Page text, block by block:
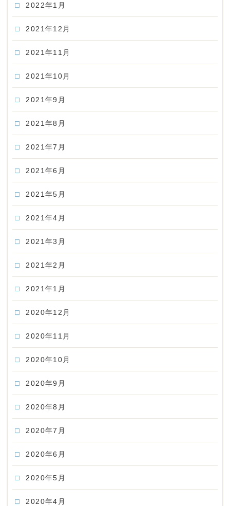
2022年1月
2021年12月
2021年11月
2021年10月
2021年9月
2021年8月
2021年7月
2021年6月
2021年5月
2021年4月
2021年3月
2021年2月
2021年1月
2020年12月
2020年11月
2020年10月
2020年9月
2020年8月
2020年7月
2020年6月
2020年5月
2020年4月